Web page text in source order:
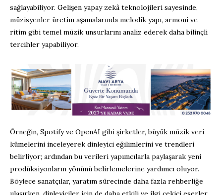
sağlayabiliyor. Gelişen yapay zekâ teknolojileri sayesinde,
müzisyenler üretim aşamalarında melodik yapı, armoni ve
ritim gibi temel müzik unsurlarını analiz ederek daha bilinçli
tercihler yapabiliyor.
Örneğin, Spotify ve OpenAI gibi şirketler, büyük müzik veri
kümelerini inceleyerek dinleyici eğilimlerini ve trendleri
belirliyor; ardından bu verileri yapımcılarla paylaşarak yeni
prodüksiyonların yönünü belirlemelerine yardımcı oluyor.
Böylece sanatçılar, yaratım sürecinde daha fazla rehberliğe